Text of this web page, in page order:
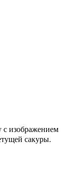
с изображением
сакуры.